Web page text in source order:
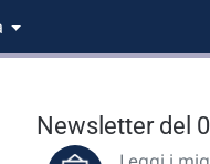
Newsletter del